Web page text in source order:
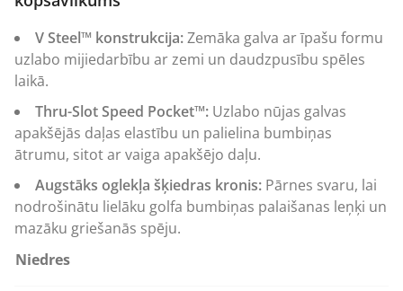
V Steel™ konstrukcija:Zemāka galva ar īpašu formu
uzlabo mijiedarbību ar zemi un daudzpusību spēles
laikā.
Thru-Slot Speed Pocket™: Uzlabo nūjas galvas
apakšējās daļas elastību un palielina bumbiņas
ātrumu, sitot ar vaiga apakšējo daļu.
Augstāks oglekļa šķiedras kronis: Pārnes svaru, lai
nodrošinātu lielāku golfa bumbiņas palaišanas leņķi un
mazāku griešanās spēju.
Niedres